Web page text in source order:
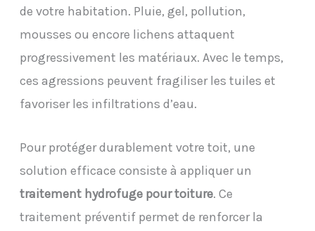
de votre habitation. Pluie, gel, pollution,
mousses ou encore lichens attaquent
progressivement les matériaux. Avec le temps,
ces agressions peuvent fragiliser les tuiles et
favoriser les infiltrations d’eau.
Pour protéger durablement votre toit, une
solution efficace consiste à appliquer un
traitement hydrofuge pour toiture. Ce
traitement préventif permet de renforcer la